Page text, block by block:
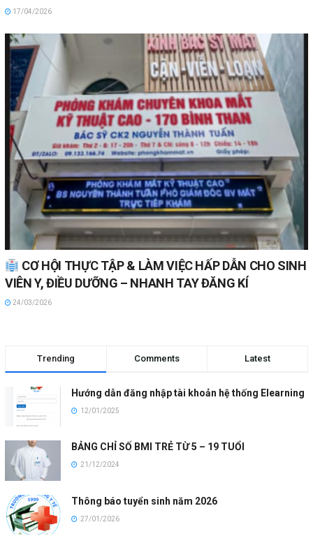
17/04/2026
CƠ HỘI THỰC TẬP & LÀM VIỆC HẤP DẪN CHO SINH
VIÊN Y, ĐIỀU DƯỠNG – NHANH TAY ĐĂNG KÍ
24/03/2026
Trending Comments Latest
Hướng dẫn đăng nhập tài khoản hệ thống Elearning
12/01/2025
BẢNG CHỈ SỐ BMI TRẺ TỪ 5 – 19 TUỔI
21/12/2024
Thông báo tuyển sinh năm 2026
27/01/2026